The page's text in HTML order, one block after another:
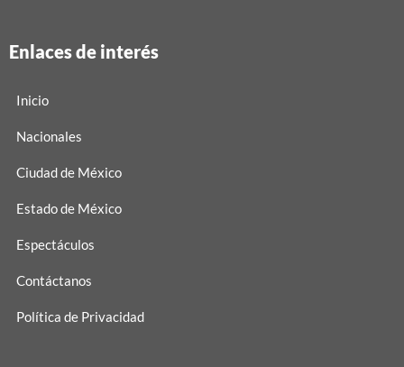
Enlaces de interés
Inicio
Nacionales
Ciudad de México
Estado de México
Espectáculos
Contáctanos
Política de Privacidad